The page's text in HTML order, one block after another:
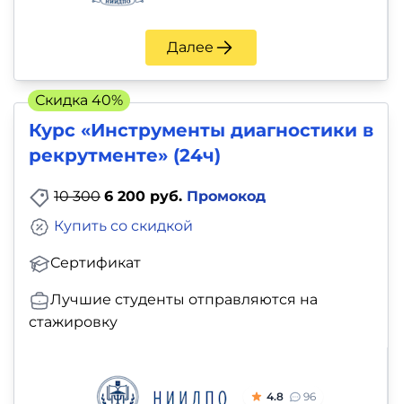
Далее
Курс «Инструменты диагностики в
рекрутменте» (24ч)
10 300 6 200 руб. Промокод
Сертификат
Купить со скидкой
Лучшие студенты отправляются на
стажировку
4.8 96
Скидка 40%